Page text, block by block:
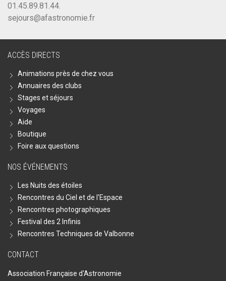
01.45.89.81.44.
sejours@afastronomie.fr
ACCÈS DIRECTS
Animations près de chez vous
Annuaires des clubs
Stages et séjours
Voyages
Aide
Boutique
Foire aux questions
NOS ÉVÉNEMENTS
Les Nuits des étoiles
Rencontres du Ciel et de l'Espace
Rencontres photographiques
Festival des 2 Infinis
Rencontres Techniques de Valbonne
CONTACT
Association Française d'Astronomie